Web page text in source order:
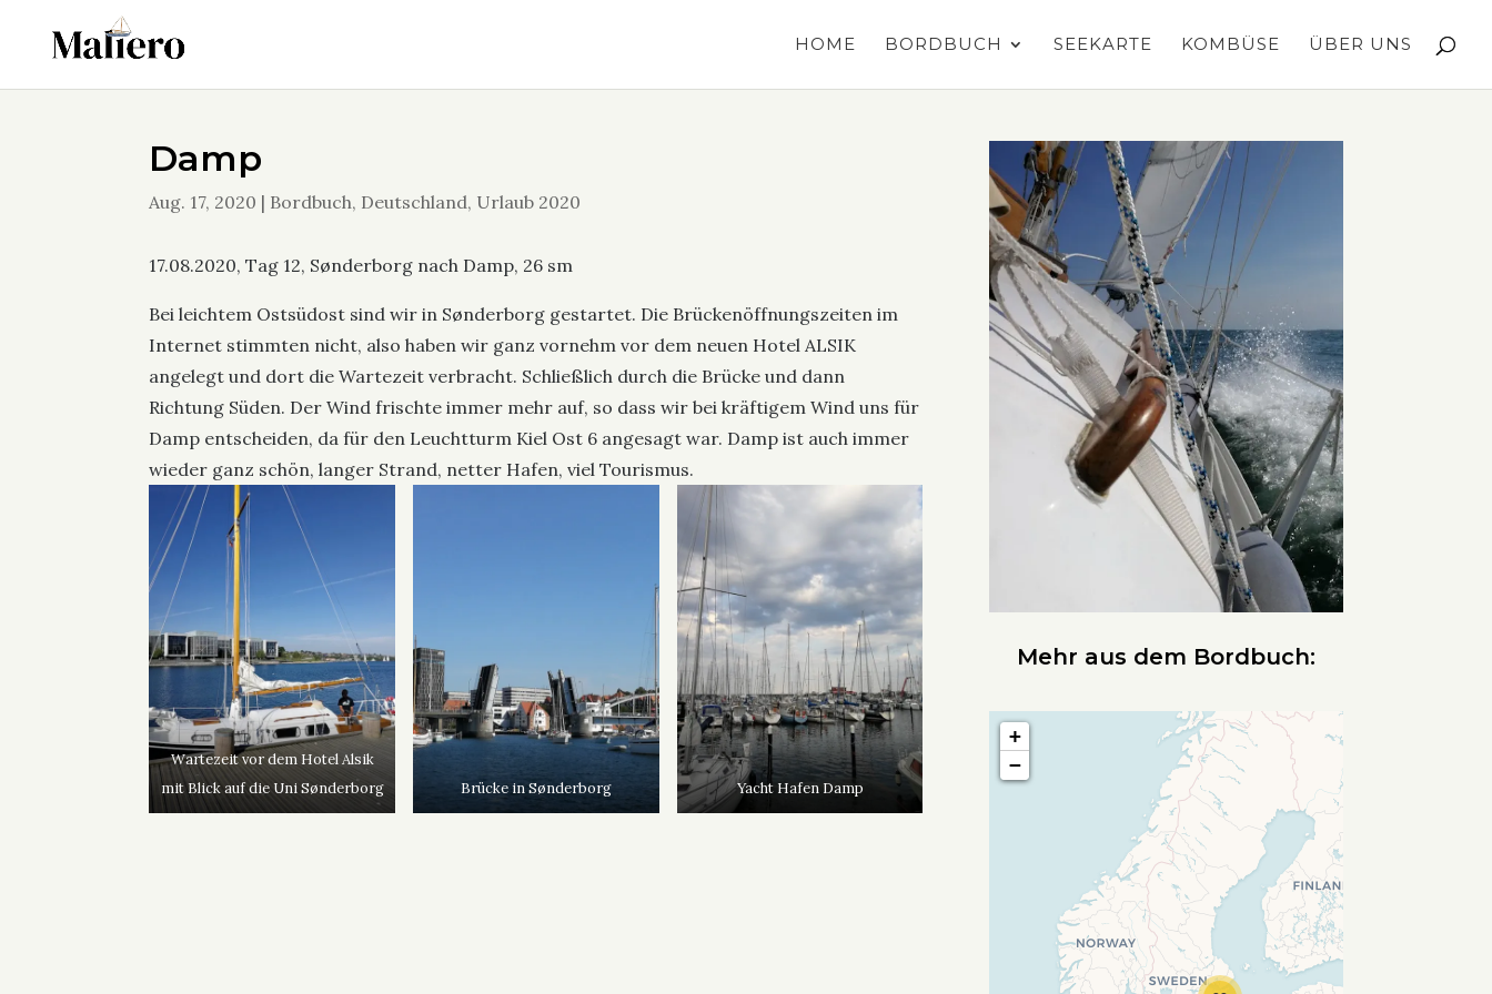
HOME BORDBUCH SEEKARTE KOMBÜSE ÜBER UNS
Damp
Aug. 17, 2020 | Bordbuch, Deutschland, Urlaub 2020
17.08.2020, Tag 12, Sønderborg nach Damp, 26 sm
Bei leichtem Ostsüdost sind wir in Sønderborg gestartet. Die Brückenöffnungszeiten im
Internet stimmten nicht, also haben wir ganz vornehm vor dem neuen Hotel ALSIK
angelegt und dort die Wartezeit verbracht. Schließlich durch die Brücke und dann
Richtung Süden. Der Wind frischte immer mehr auf, so dass wir bei kräftigem Wind uns für
Damp entscheiden, da für den Leuchtturm Kiel Ost 6 angesagt war. Damp ist auch immer
wieder ganz schön, langer Strand, netter Hafen, viel Tourismus.
Wartezeit vor dem Hotel Alsik
mit Blick auf die Uni Sønderborg
Brücke in Sønderborg Yacht Hafen Damp
Mehr aus dem Bordbuch:
+
−